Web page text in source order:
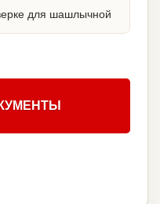
для шашлычной